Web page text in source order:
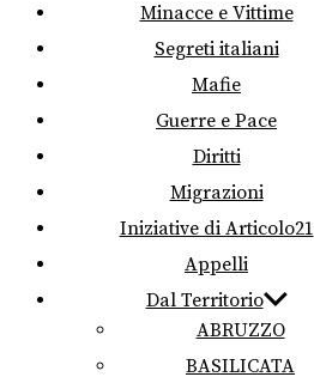
Minacce e Vittime
Segreti italiani
Mafie
Guerre e Pace
Diritti
Migrazioni
Iniziative di Articolo21
Appelli
Dal Territorio
ABRUZZO
BASILICATA